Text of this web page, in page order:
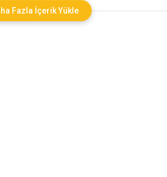
Fazla İçerik Yükle